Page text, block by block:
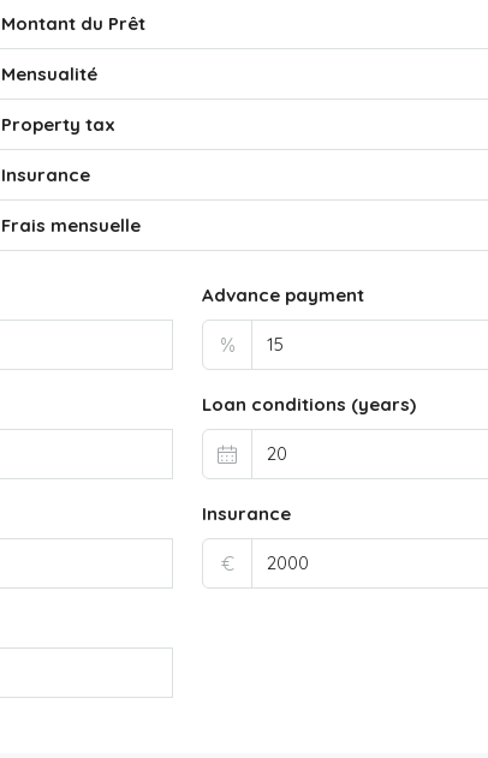
Montant du Prêt
Mensualité
Property tax
Insurance
Frais mensuelle
Advance payment
%
Loan conditions (years)
Insurance
€